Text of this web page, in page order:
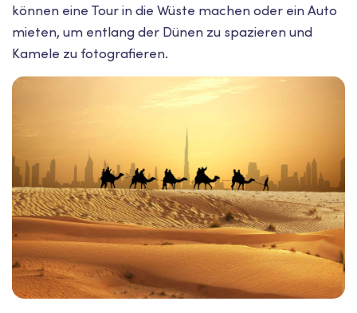
können eine Tour in die Wüste machen oder ein Auto
mieten, um entlang der Dünen zu spazieren und
Kamele zu fotografieren.